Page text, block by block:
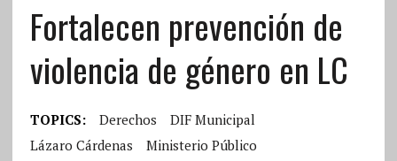
Fortalecen prevención de
violencia de género en LC
TOPICS: Derechos
DIF Municipal
Lázaro Cárdenas
Ministerio Público